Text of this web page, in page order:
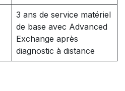
3 ans de service matériel
de base avec Advanced
Exchange après
diagnostic à distance